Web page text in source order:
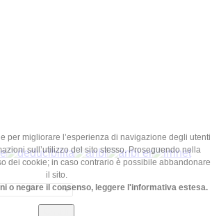
per migliorare l’esperienza di navigazione degli utenti
sull’utilizzo del sito stesso. Proseguendo nella
dei cookie; in caso contrario è possibile abbandonare
il sito.
o negare il consenso, leggere l'informativa estesa.